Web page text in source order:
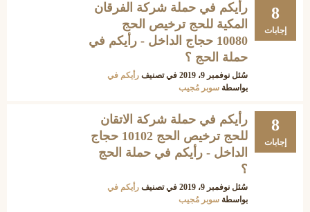
8
إجابات
رأيكم في حملة شركة الفرقان
المكية للحج ترخيص الحج
10080 حجاج الداخل - رأيكم في
حملة الحج ؟
سُئل نوفمبر 9، 2019 في تصنيف رأيكم في
بواسطة سوبر مُجيب
8
إجابات
رأيكم في حملة شركة الاتقان
للحج ترخيص الحج 10102 حجاج
الداخل - رأيكم في حملة الحج
؟
سُئل نوفمبر 9، 2019 في تصنيف رأيكم في
بواسطة سوبر مُجيب